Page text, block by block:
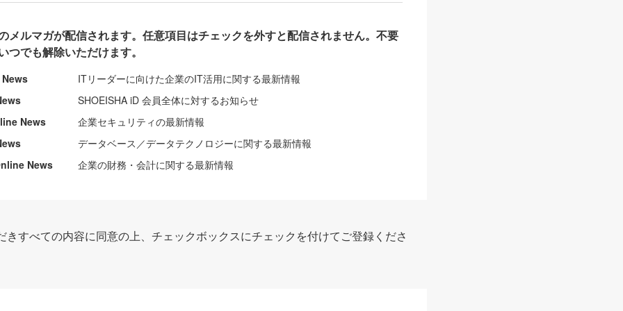
メルマガが配信されます。任意項目はチェックを外すと配信されません。不要
つでも解除いただけます。
ITリーダーに向けた企業のIT活用に関する最新情報
SHOEISHA iD 会員全体に対するお知らせ
News
企業セキュリティの最新情報
データベース／データテクノロジーに関する最新情報
News
企業の財務・会計に関する最新情報
きすべての内容に同意の上、チェックボックスにチェックを付けてご登録くださ